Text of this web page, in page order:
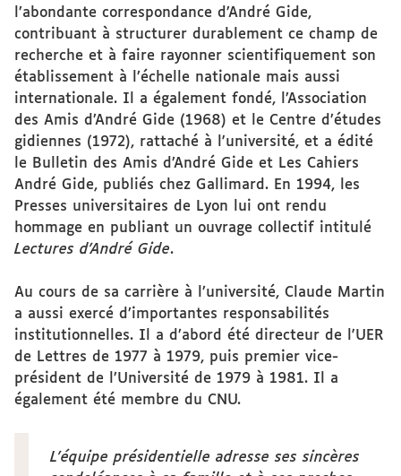
l’abondante correspondance d’André Gide,
contribuant à structurer durablement ce champ de
recherche et à faire rayonner scientifiquement son
établissement à l’échelle nationale mais aussi
internationale. Il a également fondé, l’Association
des Amis d’André Gide (1968) et le Centre d’études
gidiennes (1972), rattaché à l'université, et a édité
le Bulletin des Amis d’André Gide et Les Cahiers
André Gide, publiés chez Gallimard. En 1994, les
Presses universitaires de Lyon lui ont rendu
hommage en publiant un ouvrage collectif intitulé
Lectures d’André Gide.
Au cours de sa carrière à l’université, Claude Martin
a aussi exercé d’importantes responsabilités
institutionnelles. Il a d’abord été directeur de l'UER
de Lettres de 1977 à 1979, puis premier vice-
président de l’Université de 1979 à 1981. Il a
également été membre du CNU.
L’équipe présidentielle adresse ses sincères